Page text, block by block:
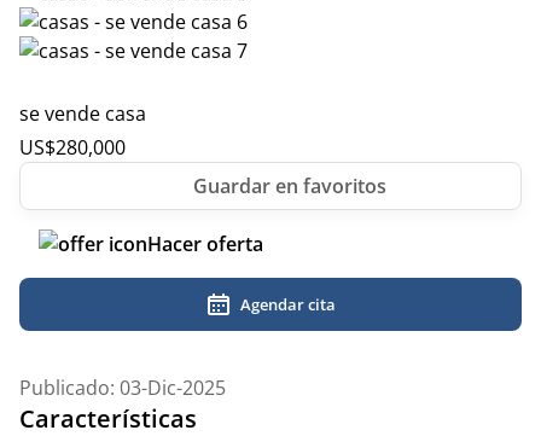
se vende casa
US$280,000
Hacer oferta
Agendar cita
Publicado: 03-Dic-2025
Características